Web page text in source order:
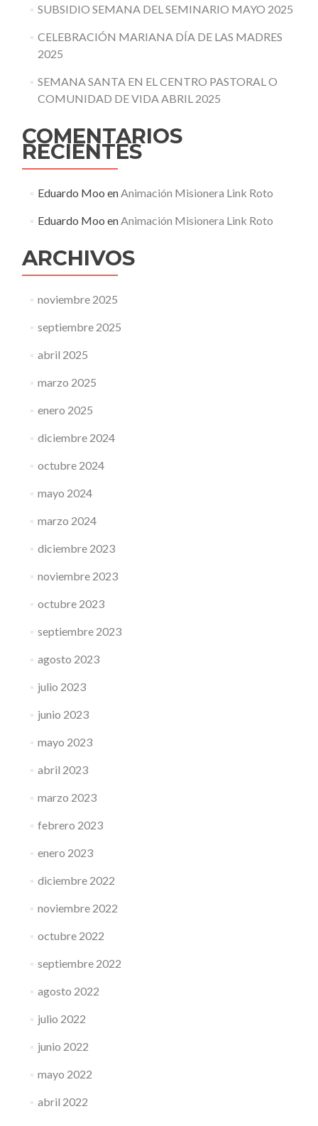
SUBSIDIO SEMANA DEL SEMINARIO MAYO 2025
CELEBRACIÓN MARIANA DÍA DE LAS MADRES
2025
SEMANA SANTA EN EL CENTRO PASTORAL O
COMUNIDAD DE VIDA ABRIL 2025
COMENTARIOS
RECIENTES
Eduardo Moo enAnimación Misionera Link Roto
Eduardo Moo enAnimación Misionera Link Roto
ARCHIVOS
noviembre 2025
septiembre 2025
abril 2025
marzo 2025
enero 2025
diciembre 2024
octubre 2024
mayo 2024
marzo 2024
diciembre 2023
noviembre 2023
octubre 2023
septiembre 2023
agosto 2023
julio 2023
junio 2023
mayo 2023
abril 2023
marzo 2023
febrero 2023
enero 2023
diciembre 2022
noviembre 2022
octubre 2022
septiembre 2022
agosto 2022
julio 2022
junio 2022
mayo 2022
abril 2022